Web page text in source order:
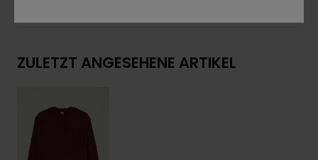
ZULETZT ANGESEHENE ARTIKEL